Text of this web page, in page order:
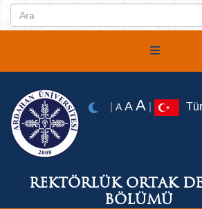
REKTÖRLÜK ORTAK
BÖLÜMÜ
A A A